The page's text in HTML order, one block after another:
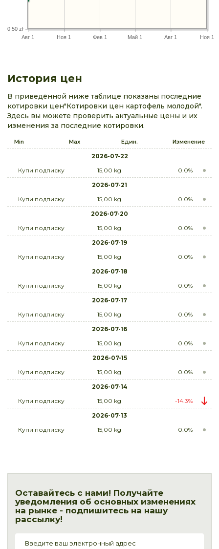
Авг 1 Ноя 1 Фев 1 Май 1 Авг 1 Ноя 1
0.50 zł
История цен
В приведённой ниже таблице показаны последние
котировки цен"Котировки цен картофель молодой".
Здесь вы можете проверить актуальные цены и их
изменения за последние котировки.
Min Max Един. Изменение
2026-07-22
Купи подписку
15,00 kg
0.0%
2026-07-21
Купи подписку
15,00 kg
0.0%
2026-07-20
Купи подписку
15,00 kg
0.0%
2026-07-19
Купи подписку
15,00 kg
0.0%
2026-07-18
Купи подписку
15,00 kg
0.0%
2026-07-17
Купи подписку
15,00 kg
0.0%
2026-07-16
Купи подписку
15,00 kg
0.0%
2026-07-15
Купи подписку
15,00 kg
0.0%
2026-07-14
Купи подписку
15,00 kg
-14.3%
2026-07-13
Купи подписку
15,00 kg 0.0%
Оставайтесь с нами! Получайте
уведомления об основных изменениях
на рынке - подпишитесь на нашу
рассылку!